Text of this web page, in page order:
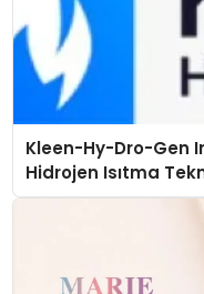
Kleen-Hy-Dro-Gen
Hidrojen Isıtma
Düzenleyici